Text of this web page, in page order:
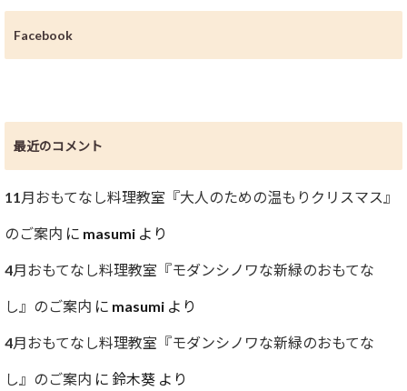
Facebook
最近のコメント
11月おもてなし料理教室『大人のための温もりクリスマス』
のご案内 に masumi より
4月おもてなし料理教室『モダンシノワな新緑のおもてな
し』のご案内 に masumi より
4月おもてなし料理教室『モダンシノワな新緑のおもてな
し』のご案内 に 鈴木葵 より